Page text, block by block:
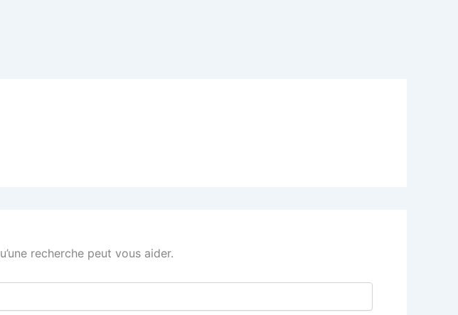
recherche peut vous aider.